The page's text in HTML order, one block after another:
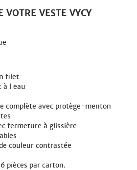
VOTRE VESTE VYCY
filet
à l eau
complète avec protège-menton
fermeture à glissière
couleur contrastée
pièces par carton.